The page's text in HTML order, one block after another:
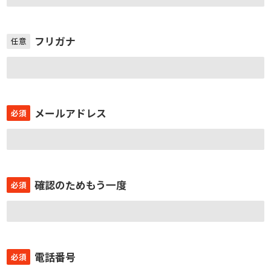
任意 フリガナ
必須 メールアドレス
必須 確認のためもう一度
必須 電話番号